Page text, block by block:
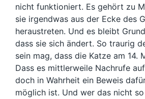
nicht funktioniert. Es gehört zu
sie irgendwas aus der Ecke des
heraustreten. Und es bleibt
dass sie sich ändert. So traurig
sein mag, dass die Katze am 14.
Dass es mittlerweile Nachrufe
doch in Wahrheit ein Beweis
möglich ist. Und wer das nicht